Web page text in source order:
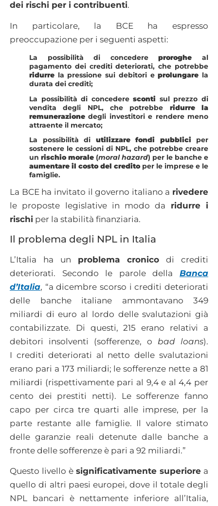
dei rischi per i contribuenti.
In particolare, la BCE ha espresso
preoccupazione per i seguenti aspetti:
La possibilità di concedereprorogheal
pagamento dei crediti deteriorati, che potrebbe
ridurre la pressione sui debitori eprolungare la
durata dei crediti;
La possibilità di concederesconti sul prezzo di
vendita degli NPL, che potrebbe ridurre la
remunerazione degli investitori e rendere meno
attraente il mercato;
La possibilità di utilizzare fondi pubblici per
sostenere le cessioni di NPL, che potrebbe creare
un rischio morale (moral hazard) per le banche e
aumentare il costo del creditoper le imprese e le
famiglie.
La BCE ha invitato il governo italiano a rivedere
le proposte legislative in modo da ridurre i
rischi per la stabilità finanziaria.
Il problema degli NPL in Italia
L’Italia ha un problema cronico di crediti
deteriorati. Secondo le parole della Banca
d’Italia, “a dicembre scorso i crediti deteriorati
delle banche italiane ammontavano 349
miliardi di euro al lordo delle svalutazioni già
contabilizzate. Di questi, 215 erano relativi a
debitori insolventi (sofferenze, o bad loans).
I crediti deteriorati al netto delle svalutazioni
erano pari a 173 miliardi; le sofferenze nette a 81
miliardi (rispettivamente pari al 9,4 e al 4,4 per
cento dei prestiti netti). Le sofferenze fanno
capo per circa tre quarti alle imprese, per la
parte restante alle famiglie. Il valore stimato
delle garanzie reali detenute dalle banche a
fronte delle sofferenze è pari a 92 miliardi.”
Questo livello è significativamente superiore a
quello di altri paesi europei, dove il totale degli
NPL bancari è nettamente inferiore all’Italia,